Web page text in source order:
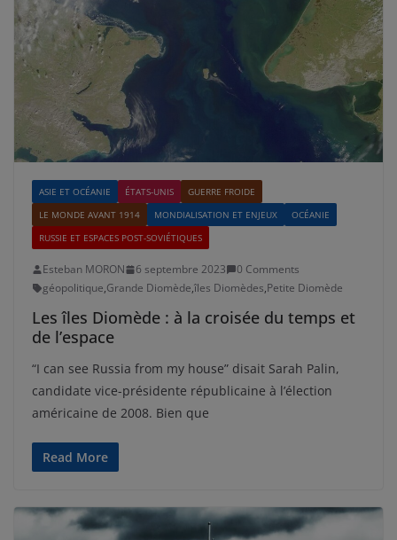
ASIE ET OCÉANIE ÉTATS-UNIS
GUERRE FROIDE
LE MONDE AVANT 1914
MONDIALISATION ET ENJEUX
OCÉANIE
RUSSIE ET ESPACES POST-SOVIÉTIQUES
Esteban MORON 6 septembre 2023
0 Comments
géopolitique,Grande Diomède,îles Diomèdes,Petite Diomède
Les îles Diomède : à la croisée du temps et
de l’espace
“I can see Russia from my house” disait Sarah Palin,
candidate vice-présidente républicaine à l’élection
américaine de 2008. Bien que
Read More